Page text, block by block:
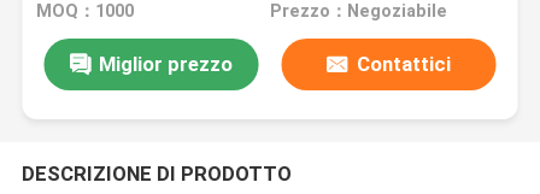
MOQ：1000 Prezzo：Negoziabile
Miglior prezzo Contattici
DESCRIZIONE DI PRODOTTO